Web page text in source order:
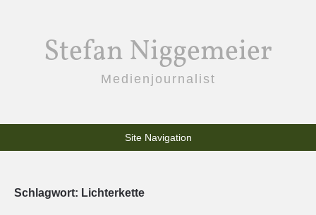
Stefan Niggemeier
Medienjournalist
Site Navigation
Schlagwort: Lichterkette